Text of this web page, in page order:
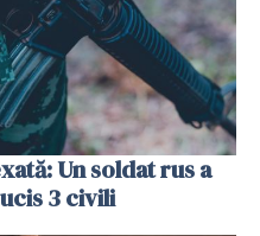
Un soldat rus a
3 civili